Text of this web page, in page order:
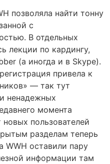
позволяла найти тонну
с
В отдельных
лекции по кардингу,
(а иногда и в Skype).
привела к
— так тут
ненадежных
момента
пользователей
разделам теперь
оставили пару
информации там